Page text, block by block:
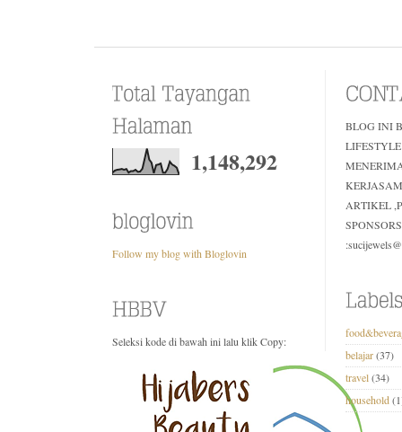
1,148,292
Follow my blog with Bloglovin
Seleksi kode di bawah ini lalu klik Copy:
BLOG INI
ARTIKEL
belajar(37)
travel(34)
household